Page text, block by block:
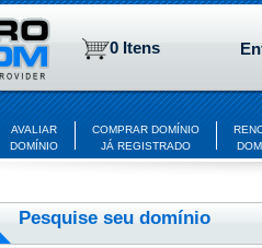
0 Itens
AVALIAR
DOMÍNIO
COMPRAR DOMÍNIO
JÁ REGISTRADO
Pesquise seu domínio